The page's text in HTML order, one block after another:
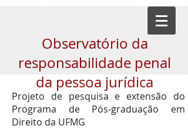
Observatório da
responsabilidade penal
da pessoa jurídica
Projeto de pesquisa e extensão do
Programa de Pós-graduação em
Direito da UFMG